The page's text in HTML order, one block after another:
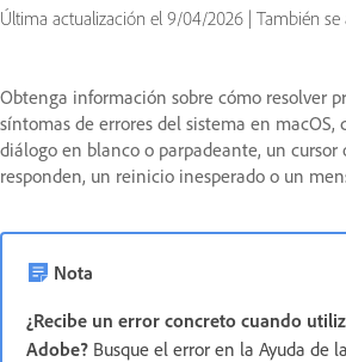
Última actualización el 9/04/2026 | También se aplica a Adobe Acrobat, Adobe After Effects, Adobe Audition, Adobe Bridge, Adobe Dreamweaver, Adobe Fireworks, Adobe Illustrator, Adobe
Obtenga información sobre cómo resolver
síntomas de errores del sistema en macOS,
diálogo en blanco o parpadeante, un
responden, un reinicio inesperado o un
Nota
¿Recibe un error concreto cuando
Adobe? Busque el error en la Ayuda de